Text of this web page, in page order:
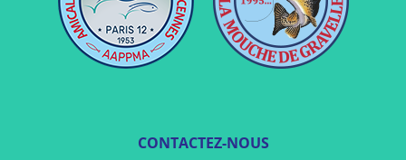
CONTACTEZ-NOUS